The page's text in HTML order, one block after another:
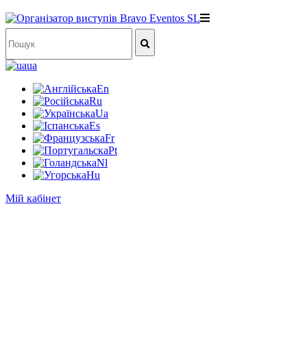
ua
En
Ru
Ua
Es
Fr
Pt
Nl
Hu
Мій кабінет